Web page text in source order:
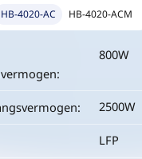
HB-4020-AC HB-4020-ACM
800W
2500W
LFP
2500W
2500W
LFP